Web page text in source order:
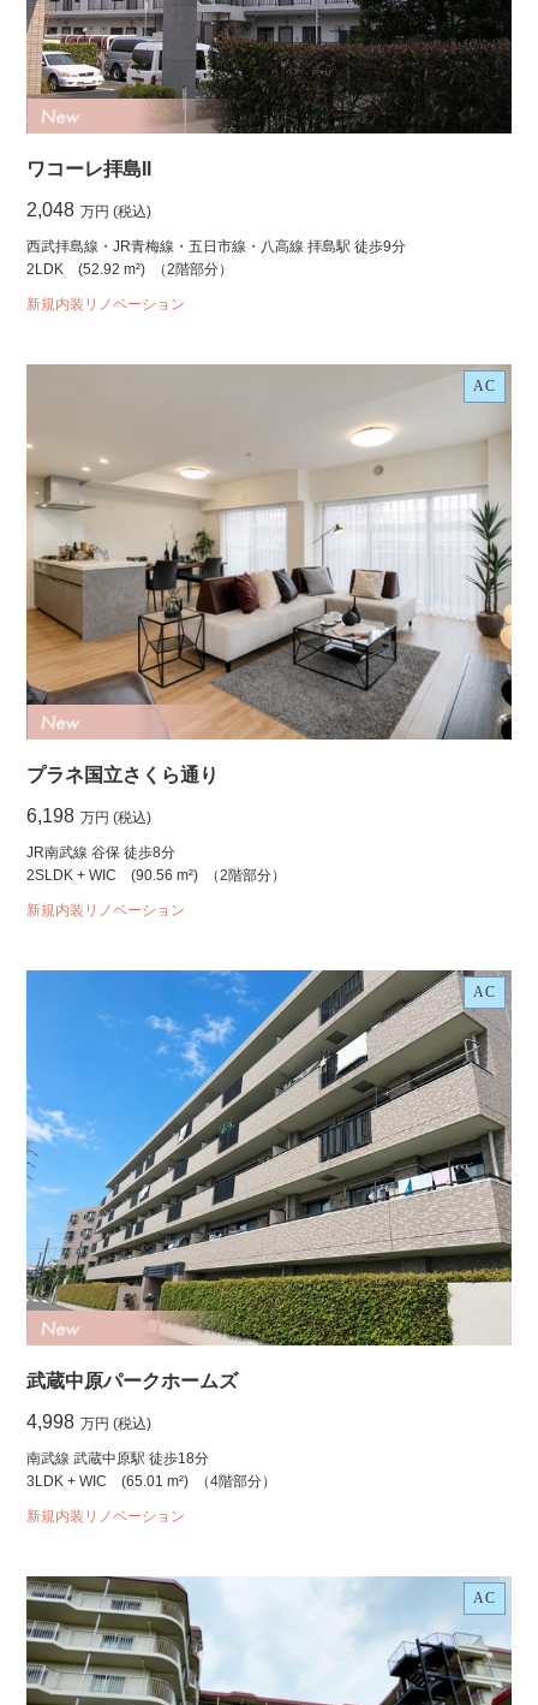
ワコーレ拝島II
2,048 万円 (税込)
西武拝島線・JR青梅線・五日市線・八高線 拝島駅 徒歩9分
2LDK
(52.92 m²) （2階部分）
新規内装リノベーション
AC
プラネ国立さくら通り
6,198 万円 (税込)
JR南武線 谷保 徒歩8分
2SLDK + WIC
(90.56 m²) （2階部分）
新規内装リノベーション
AC
武蔵中原パークホームズ
4,998 万円 (税込)
南武線 武蔵中原駅 徒歩18分
3LDK + WIC
(65.01 m²) （4階部分）
新規内装リノベーション
AC